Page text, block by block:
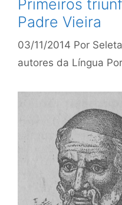
Primeiros
Padre Vieira
03/11/2014 Por
autores da Língua